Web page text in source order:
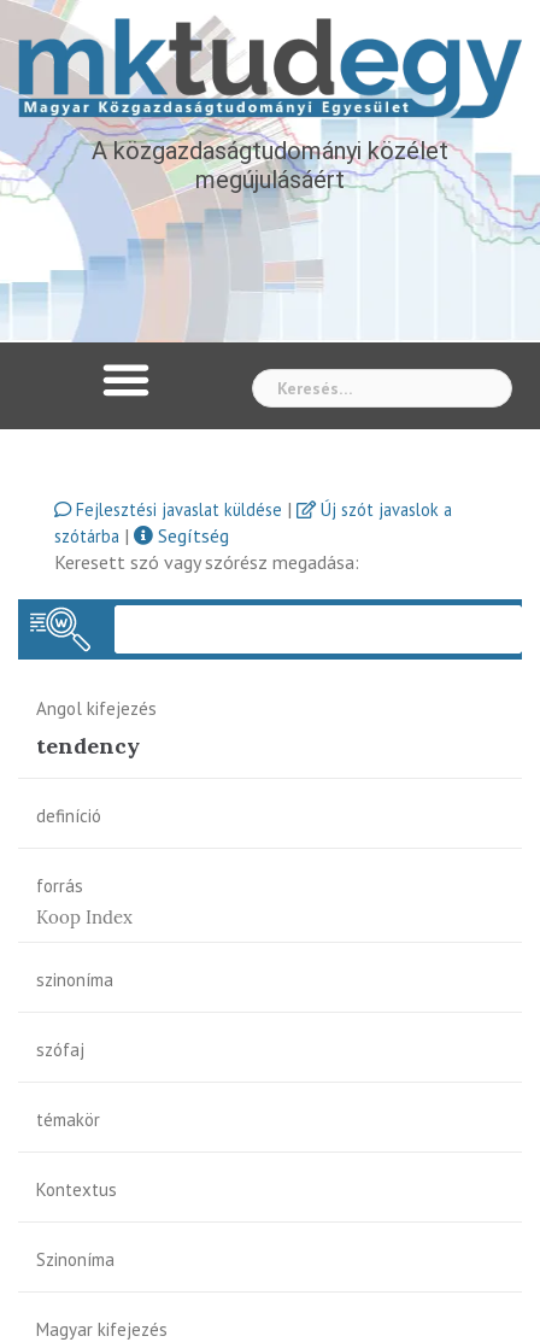
A közgazdaságtudományi közélet
megújulásáért
Fejlesztési javaslat küldése |
Új szót javaslok a
szótárba |
Segítség
Keresett szó vagy szórész megadása:
Angol kifejezés
tendency
definíció
forrás
Koop Index
szinoníma
szófaj
témakör
Kontextus
Szinoníma
Magyar kifejezés